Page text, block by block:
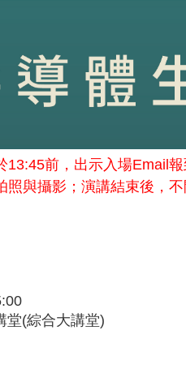
前，出示入場Email
與攝影；演講結束後，
堂(綜合大講堂)